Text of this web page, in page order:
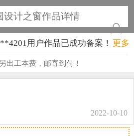
设计之窗作品详情
用户作品已成功备案！
用户作品已成功备案！
用户作品已成功备案！
更多
出工本费，邮寄到付！
2022-10-10